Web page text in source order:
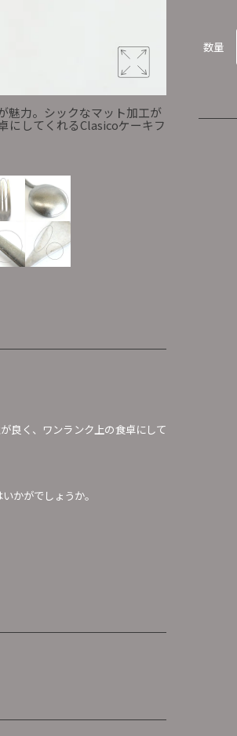
魅力。シックなマット加工が
にしてくれるClasicoケーキフ 施され、
良く、ワンランク上の食卓にして
かがでしょうか。
数量